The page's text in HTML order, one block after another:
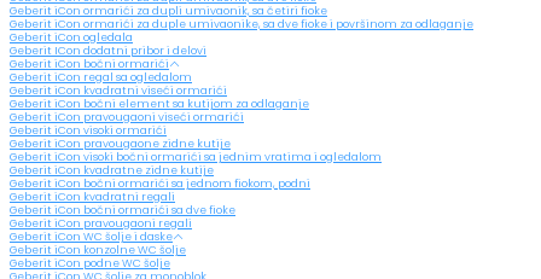
Geberit iCon ormarići za dupli umivaonik, sa četiri fioke
Geberit iCon ormarići za duple umivaonike, sa dve fioke i površinom za odlaganje
Geberit iCon ogledala
Geberit ICon dodatni pribor i delovi
Geberit iCon bočni ormarići
Geberit iCon regal sa ogledalom
Geberit iCon kvadratni viseći ormarići
Geberit iCon bočni element sa kutijom za odlaganje
Geberit iCon pravougaoni viseći ormarići
Geberit iCon visoki ormarići
Geberit iCon pravougaone zidne kutije
Geberit iCon visoki bočni ormarići sa jednim vratima i ogledalom
Geberit iCon kvadratne zidne kutije
Geberit iCon bočni ormarići sa jednom fiokom, podni
Geberit iCon kvadratni regali
Geberit iCon bočni ormarići sa dve fioke
Geberit iCon pravougaoni regali
Geberit iCon WC šolje i daske
Geberit iCon konzolne WC šolje
Geberit iCon podne WC šolje